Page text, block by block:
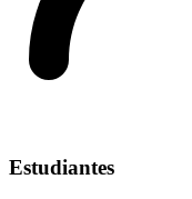
Estudiantes